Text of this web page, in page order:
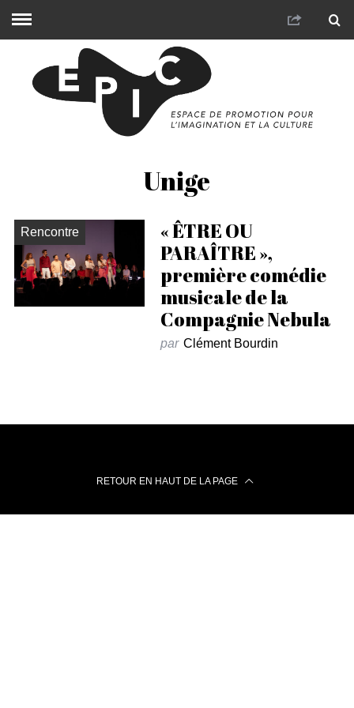
Unige
Rencontre
« ÊTRE OU
PARAÎTRE »,
première comédie
musicale de la
Compagnie Nebula
par Clément Bourdin
RETOUR EN HAUT DE LA PAGE